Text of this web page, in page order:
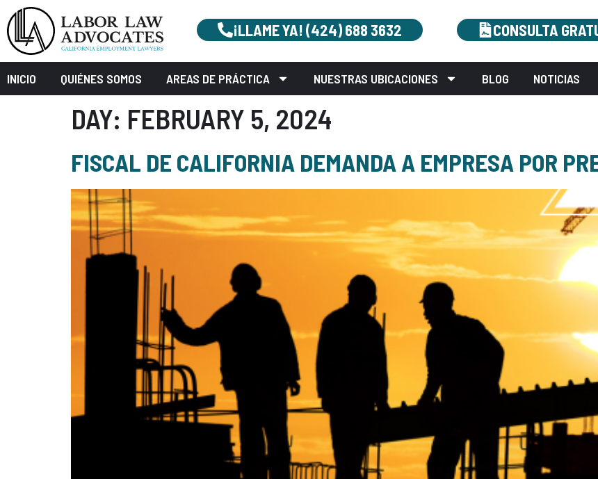
¡LLAME YA! (424) 688 3632 CONSULTA
INICIO QUIÉNES SOMOS AREAS DE PRÁCTICA NUESTRAS UBICACIONES BLOG NOTICIAS
DAY: FEBRUARY 5, 2024
FISCAL DE CALIFORNIA DEMANDA A EMPRESA POR